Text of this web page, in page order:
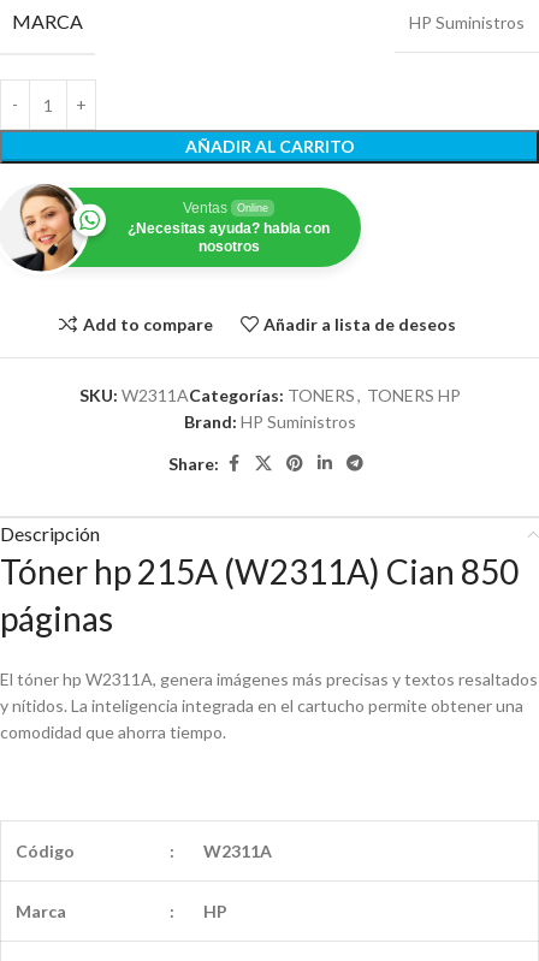
MARCA HP Suministros
AÑADIR AL CARRITO
Ventas Online
¿Necesitas ayuda? habla con
nosotros
Add to compare Añadir a lista de deseos
SKU: W2311ACategorías: TONERS, TONERS HP
Brand: HP Suministros
Share:
Descripción
Tóner hp 215A (W2311A) Cian 850
páginas
El tóner hp W2311A, genera imágenes más precisas y textos resaltados
y nítidos. La inteligencia integrada en el cartucho permite obtener una
comodidad que ahorra tiempo.
Código : W2311A
Marca : HP